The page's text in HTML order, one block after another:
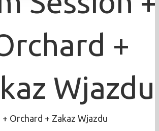
+
Wjazdu
+ Orchard + Zakaz Wjazdu